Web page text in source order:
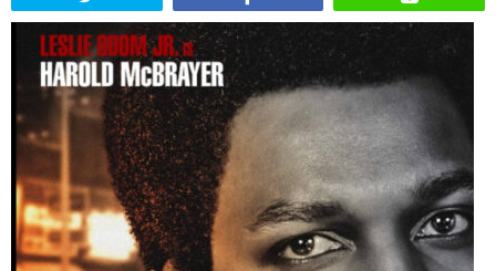
映画・ドラマ紹介 映画雑学
時事ニュース 書籍紹介
ABOUT US
当店の紹介